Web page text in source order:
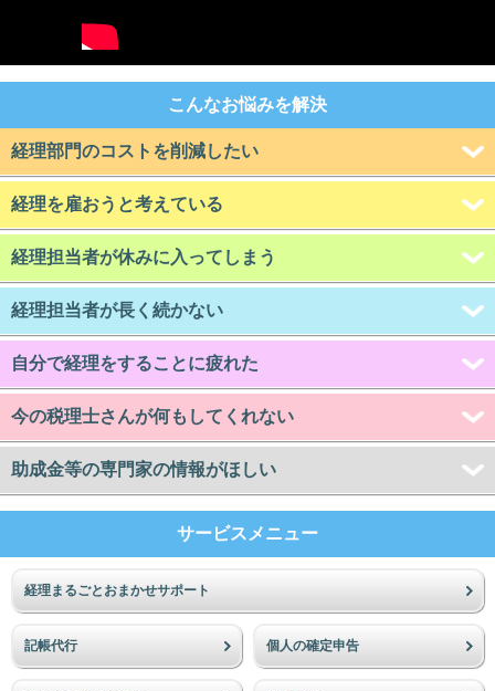
こんなお悩みを解決
経理部門のコストを削減したい
経理を雇おうと考えている
経理担当者が休みに入ってしまう
経理担当者が長く続かない
自分で経理をすることに疲れた
今の税理士さんが何もしてくれない
助成金等の専門家の情報がほしい
サービスメニュー
経理まるごとおまかせサポート
記帳代行 個人の確定申告